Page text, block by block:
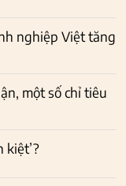
nghiệp Việt tăng
một số chỉ tiêu
kiệt’?